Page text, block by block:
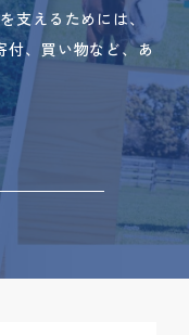
支えるためには、
付、買い物など、あ